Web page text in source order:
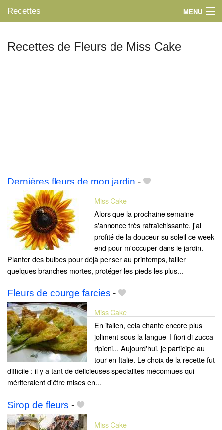
Recettes MENU
Recettes de Fleurs de Miss Cake
Dernières fleurs de mon jardin -
Miss Cake
Alors que la prochaine semaine
s'annonce très rafraîchissante, j'ai
profité de la douceur su soleil ce week
end pour m'occuper dans le jardin.
Planter des bulbes pour déjà penser au printemps, tailler
quelques branches mortes, protéger les pieds les plus...
Fleurs de courge farcies -
Miss Cake
En italien, cela chante encore plus
joliment sous la langue: I fiori di zucca
ripieni... Aujourd'hui, je participe au
tour en Italie. Le choix de la recette fut
difficile : il y a tant de délicieuses spécialités méconnues qui
mériteraient d'être mises en...
Sirop de fleurs -
Miss Cake